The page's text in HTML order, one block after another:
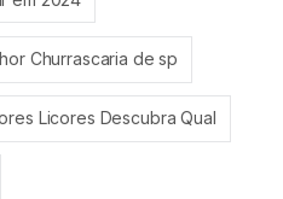
Churrascaria de sp
Licores Descubra Qual